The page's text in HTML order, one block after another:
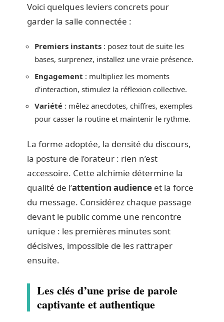
Voici quelques leviers concrets pour
garder la salle connectée :
Premiers instants : posez tout de suite les
bases, surprenez, installez une vraie présence.
Engagement : multipliez les moments
d’interaction, stimulez la réflexion collective.
Variété : mêlez anecdotes, chiffres, exemples
pour casser la routine et maintenir le rythme.
La forme adoptée, la densité du discours,
la posture de l’orateur : rien n’est
accessoire. Cette alchimie détermine la
qualité de l’attention audience et la force
du message. Considérez chaque passage
devant le public comme une rencontre
unique : les premières minutes sont
décisives, impossible de les rattraper
ensuite.
Les clés d’une prise de parole
captivante et authentique